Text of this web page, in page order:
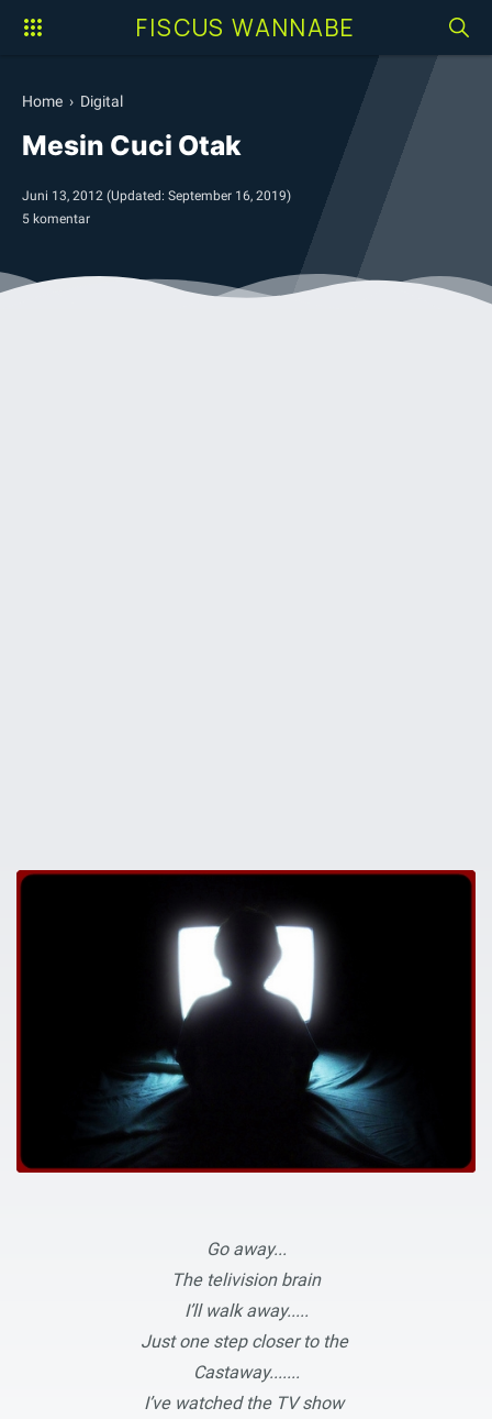
FISCUS WANNABE
Home › Digital
Mesin Cuci Otak
Juni 13, 2012 (Updated: September 16, 2019)
5 komentar
Go away...
The telivision brain
I’ll walk away.....
Just one step closer to the
Castaway.......
I’ve watched the TV show